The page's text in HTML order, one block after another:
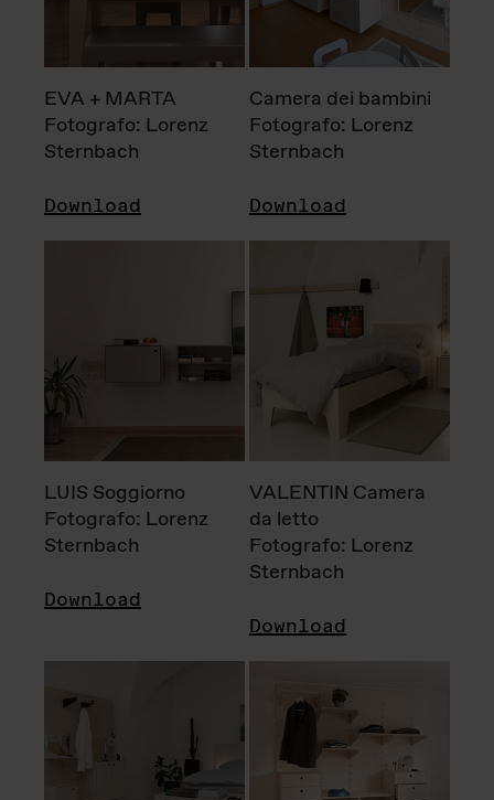
EVA + MARTA
Fotografo: Lorenz
Sternbach
Download
Camera dei bambini
Fotografo: Lorenz
Sternbach
Download
LUIS Soggiorno
Fotografo: Lorenz
Sternbach
Download
VALENTIN Camera
da letto
Fotografo: Lorenz
Sternbach
Download